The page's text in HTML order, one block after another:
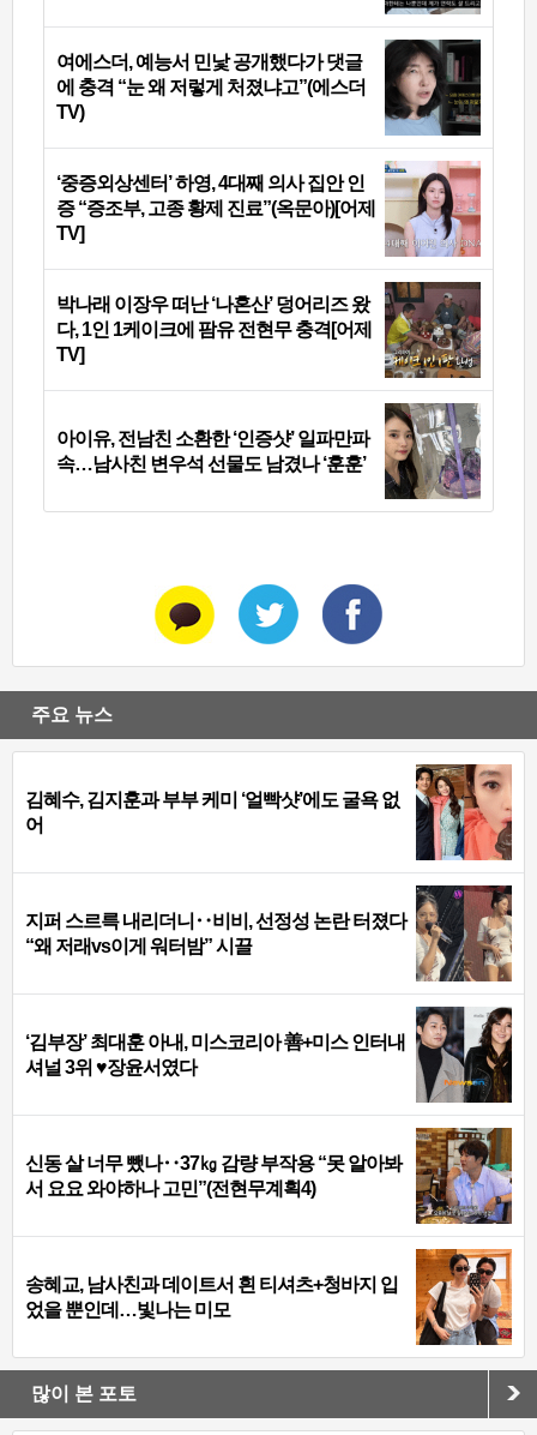
여에스더, 예능서 민낯 공개했다가 댓글
에 충격 “눈 왜 저렇게 처졌냐고”(에스더
TV)
‘중증외상센터’ 하영, 4대째 의사 집안 인
증 “증조부, 고종 황제 진료”(옥문아)[어제
TV]
박나래 이장우 떠난 ‘나혼산’ 덩어리즈 왔
다, 1인 1케이크에 팜유 전현무 충격[어제
TV]
아이유, 전남친 소환한 ‘인증샷’ 일파만파
속…남사친 변우석 선물도 남겼나 ‘훈훈’
주요 뉴스
김혜수, 김지훈과 부부 케미 ‘얼빡샷’에도 굴욕 없
어
지퍼 스르륵 내리더니‥비비, 선정성 논란 터졌다
“왜 저래vs이게 워터밤” 시끌
‘김부장’ 최대훈 아내, 미스코리아 善+미스 인터내
셔널 3위 ♥장윤서였다
신동 살 너무 뺐나‥37㎏ 감량 부작용 “못 알아봐
서 요요 와야하나 고민”(전현무계획4)
송혜교, 남사친과 데이트서 흰 티셔츠+청바지 입
었을 뿐인데…빛나는 미모
많이 본 포토